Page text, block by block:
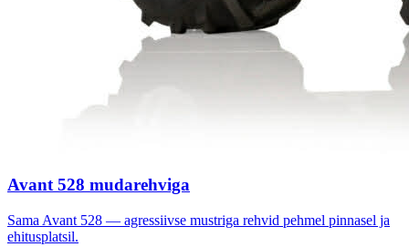
Avant 528 mudarehviga
Sama Avant 528 — agressiivse mustriga rehvid pehmel pinnasel ja
ehitusplatsil.